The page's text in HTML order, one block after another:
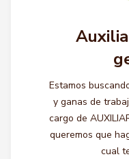
Estamos
y ganas de
cargo de
queremos que
cual